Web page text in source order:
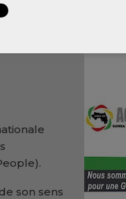
qui
son sens